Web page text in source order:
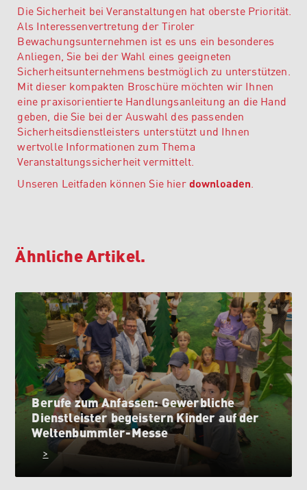
Die Sicherheit bei Veranstaltungen hat oberste Priorität.
Als Interessenvertretung der Tiroler
Bewachungsunternehmen ist es uns ein besonderes
Anliegen, Sie bei der Wahl eines geeigneten
Sicherheitsunternehmens bestmöglich zu unterstützen.
Mit dieser kompakten Broschüre möchten wir Ihnen
eine praxisorientierte Handlungsanleitung an die Hand
geben, die Sie bei der Auswahl des passenden
Sicherheitsdienstleisters unterstützt und Ihnen
wertvolle Informationen zum Thema
Veranstaltungssicherheit vermittelt.
Unseren Leitfaden können Sie hier downloaden
Ähnliche Artikel.
Berufe zum Anfassen: Gewerbliche
Dienstleister begeistern Kinder auf der
Weltenbummler-Messe
>